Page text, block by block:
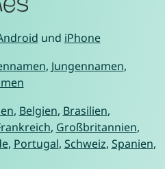
und iPhone
, Jungennamen,
, Belgien, Brasilien,
, Großbritannien,
, Portugal, Schweiz, Spanien,